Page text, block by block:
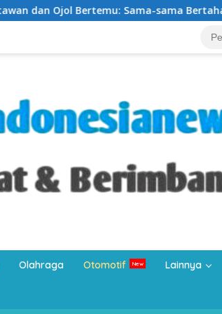
Sama-sama Bertahan di Tengah Era Digital
Olahraga Otomotif Lainnya